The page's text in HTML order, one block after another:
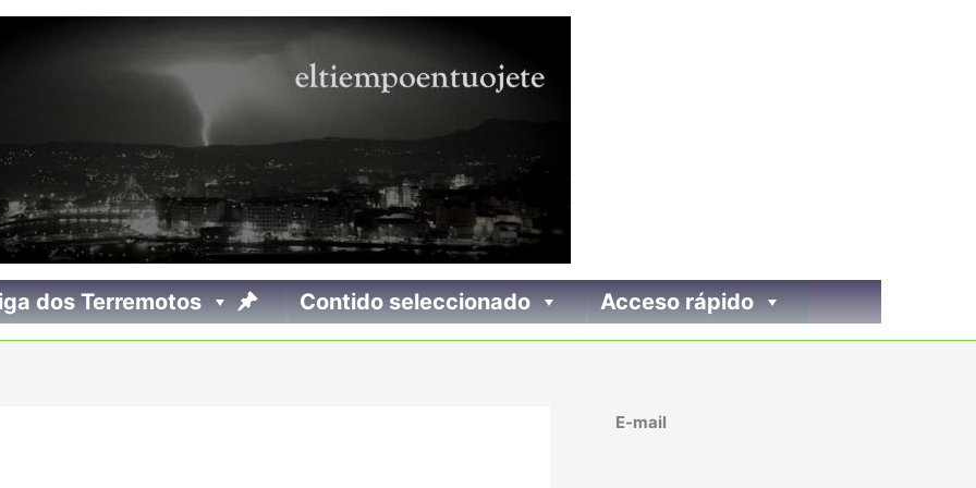
dos Terremotos Contido seleccionado Acceso rápido
E-mail